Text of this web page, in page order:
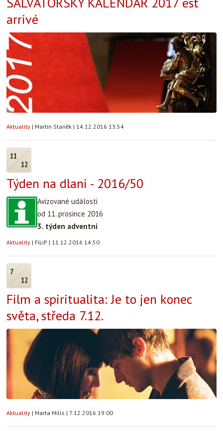
arrivé
Aktuality | Martin Staněk | 14.12.2016 13:54
11
12
Týden na dlani - 2016/50
Avizované události
od 11. prosince 2016
3. týden adventní
Aktuality | FiLiP | 11.12.2016 14:50
7
12
Film a spiritualita: Je to jen konec
světa, středa 7.12.
Aktuality | Marta Mills | 7.12.2016 19:00